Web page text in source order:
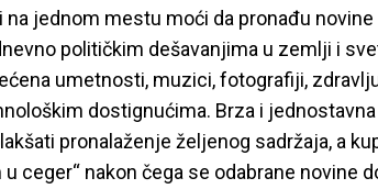
jednom mestu moći da pronađu
političkim dešavanjima u zemlji i
umetnosti, muzici, fotografiji,
dostignućima. Brza i
pronalaženje željenog sadržaja, a
u ceger“ nakon čega se odabrane novine